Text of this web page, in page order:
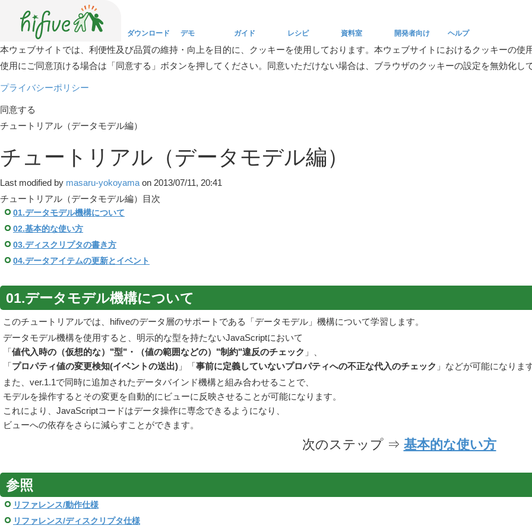
ダウンロード
Download
デモ
Demo
ガイド
Guide
レシピ
Recipe
資料室
Reference
開発者向け
Developers
ヘルプ
Help
本ウェブサイトでは、利便性及び品質の維持・向上を目的に、クッキーを使用しております。本ウェブサイトにおけるクッキーの
使用にご同意頂ける場合は「同意する」ボタンを押してください。同意いただけない場合は、ブラウザのクッキーの設定を無効化し
プライバシーポリシー
同意する
チュートリアル（データモデル編）
チュートリアル（データモデル編）
Last modified by masaru-yokoyama on 2013/07/11, 20:41
チュートリアル（データモデル編）目次
01.データモデル機構について
02.基本的な使い方
03.ディスクリプタの書き方
04.データアイテムの更新とイベント
01.データモデル機構について
このチュートリアルでは、hifiveのデータ層のサポートである「データモデル」機構について学習します。
データモデル機構を使用すると、明示的な型を持たないJavaScriptにおいて
「値代入時の（仮想的な）"型"・（値の範囲などの）"制約"違反のチェック 」、
「プロパティ値の変更検知(イベントの送出) 」「事前に定義していないプロパティへの不正な代入のチェック 」などが可能になりま
また、ver.1.1で同時に追加されたデータバインド機構と組み合わせることで、
モデルを操作するとその変更を自動的にビューに反映させることが可能になります。
これにより、JavaScriptコードはデータ操作に専念できるようになり、
ビューへの依存をさらに減らすことができます。
次のステップ ⇒ 基本的な使い方
参照
リファレンス/動作仕様
リファレンス/ディスクリプタ仕様